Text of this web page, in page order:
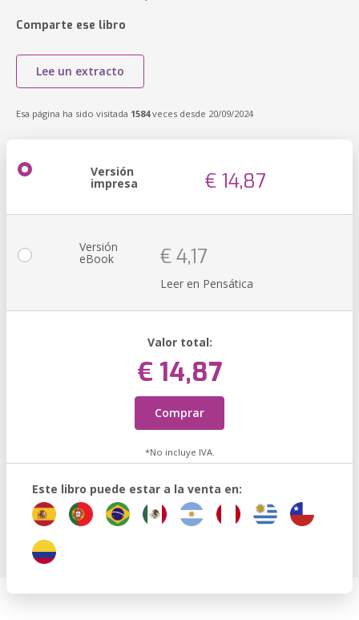
Comparte ese libro
Lee un extracto
Esa página ha sido visitada 1584veces desde 20/09/2024
Versión
impresa € 14,87
Versión
eBook € 4,17
Leer en Pensática
Valor total:
€ 14,87
Comprar
*No incluye IVA.
Este libro puede estar a la venta en: